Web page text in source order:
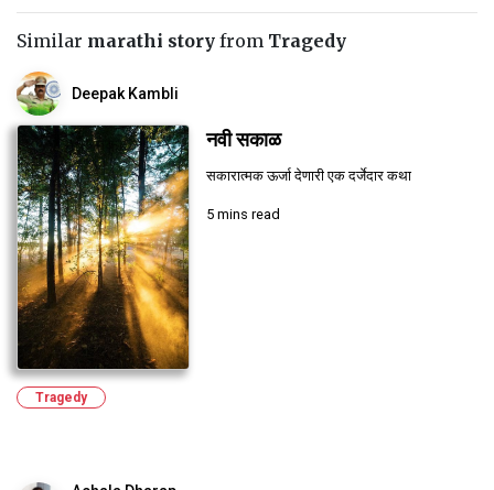
Similar marathi story from Tragedy
Deepak Kambli
नवी सकाळ
सकारात्मक ऊर्जा देणारी एक दर्जेदार कथा
5 mins read
Tragedy